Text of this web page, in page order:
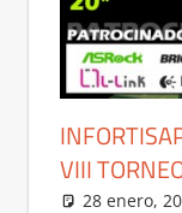
VIII
28 enero,